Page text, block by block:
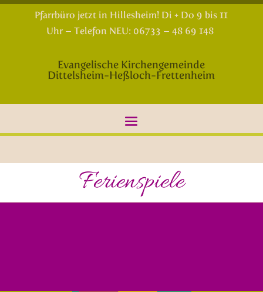
Pfarrbüro jetzt in Hillesheim! Di + Do 9 bis 11
Uhr – Telefon NEU: 06733 – 48 69 148
Evangelische Kirchengemeinde
Dittelsheim-Heßloch-Frettenheim
Ferienspiele